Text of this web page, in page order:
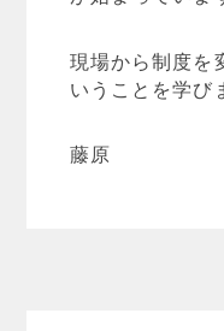
現場から制度を
いうことを学び
藤原